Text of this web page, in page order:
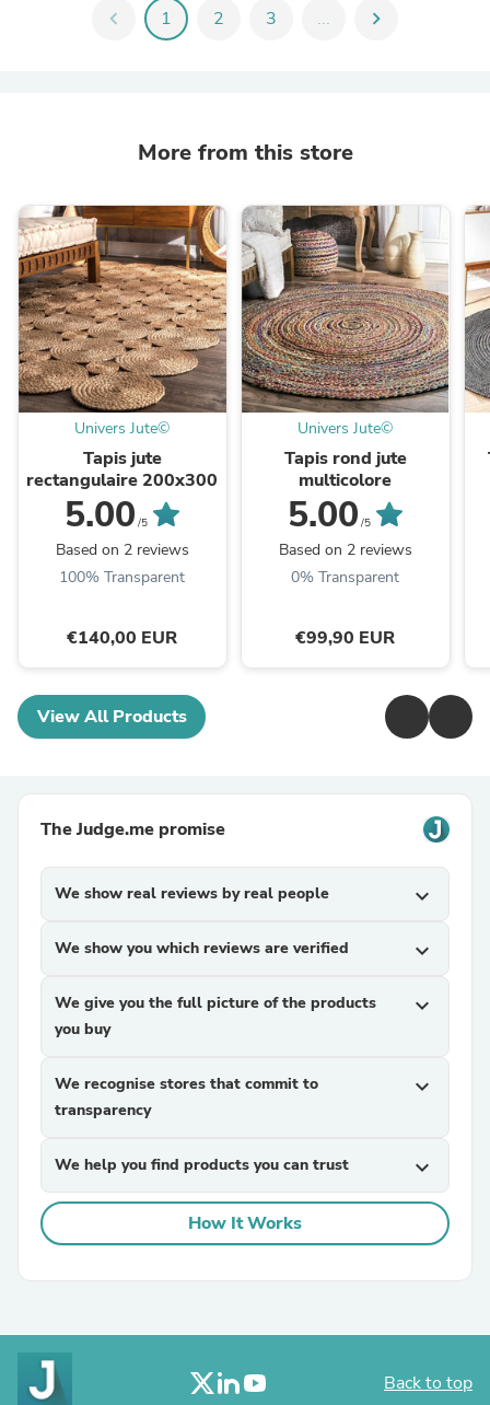
chevron_left 1 2 3 ... chevron_right
More from this store
Univers Jute©
Tapis jute
rectangulaire 200x300
5.00 /5
Based on 2 reviews
100% Transparent
€140,00 EUR
Univers Jute©
Tapis rond jute
multicolore
5.00 /5
Based on 2 reviews
0% Transparent
€99,90 EUR
View All Products
The Judge.me promise
We show real reviews by real people expand_more
We show you which reviews are verified expand_more
We give you the full picture of the products
you buy
expand_more
We recognise stores that commit to
transparency
expand_more
We help you find products you can trust expand_more
How It Works
Back to top